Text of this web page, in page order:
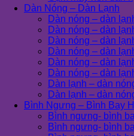
Dàn Nóng – Dàn Lạnh
Dàn nóng – dàn
Dàn nóng – dàn
Dàn nóng – dàn
Dàn nóng – dàn
Dàn nóng – dàn
Dàn nóng – dàn
Dàn lạnh – dàn
Dàn lạnh – dàn
Bình Ngưng – Bình Bay
Bình ngưng- bình
Bình ngưng- bình